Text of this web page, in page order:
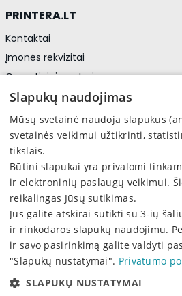
PRINTERA.LT
Kontaktai
Įmonės rekvizitai
Garantiniai centrai
Privatumo politika
Asmens duomenų apsauga
Sekite mus
Facebook
2026 © PRINTERA, UAB. Visos teisės
Slapukų naudojimas
Mūsų svetainė naudoja slapukus
svetainės veikimui užtikrinti,
tikslais.
Būtini slapukai yra privalomi
ir elektroninių paslaugų veikimui.
reikalingas Jūsų sutikimas.
Jūs galite atskirai sutikti su 3-ių
ir rinkodaros slapukų naudojimu.
ir savo pasirinkimą galite valdyti
"Slapukų nustatymai". Privatumo
SLAPUKŲ NUSTATYMAI